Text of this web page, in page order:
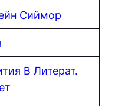
Сиймор
В Литерат.